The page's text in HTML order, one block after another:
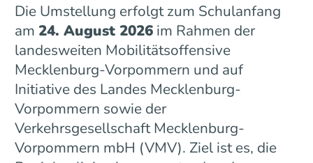
Die Umstellung erfolgt zum Schulanfang
am 24. August 2026im Rahmen der
landesweiten Mobilitätsoffensive
Mecklenburg-Vorpommern und auf
Initiative des Landes Mecklenburg-
Vorpommern sowie der
Verkehrsgesellschaft Mecklenburg-
Vorpommern mbH (VMV). Ziel ist es, die